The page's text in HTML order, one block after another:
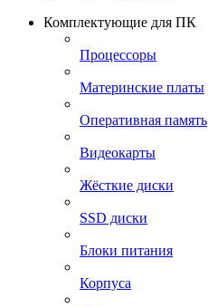
Комплектующие для ПК
Процессоры
Материнские платы
Оперативная память
Видеокарты
Жёсткие диски
SSD диски
Блоки питания
Корпуса